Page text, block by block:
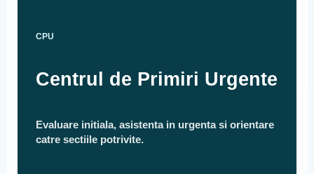
CPU
Centrul de Primiri Urgente
Evaluare initiala, asistenta in urgenta si orientare
catre sectiile potrivite.